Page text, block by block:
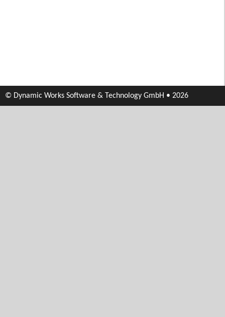
© Dynamic Works Software & Technology GmbH • 2026